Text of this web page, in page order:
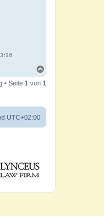
c
b
n
• Seite 1 von 1
UTC+02:00